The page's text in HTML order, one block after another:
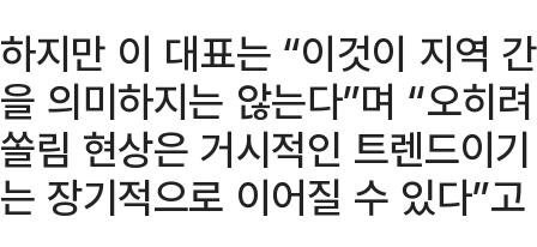
하지만 이 대표는 “이것이 지역
을 의미하지는 않는다”며 “오히
쏠림 현상은 거시적인 트렌드이
는 장기적으로 이어질 수 있다”